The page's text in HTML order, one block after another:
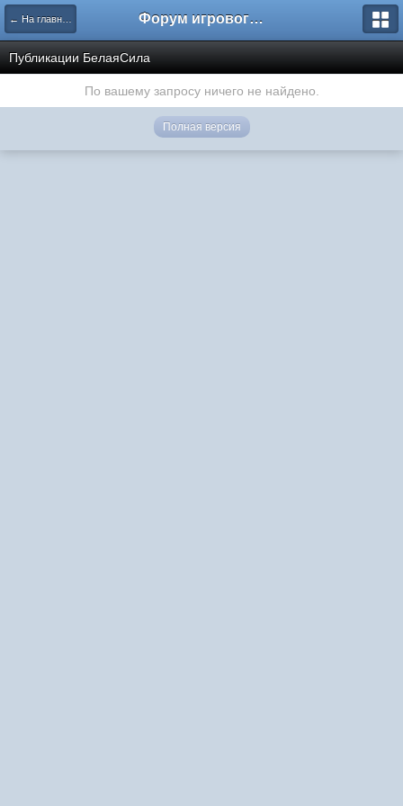
← На главную Форум игрового проекта Riverrise
Публикации БелаяСила
По вашему запросу ничего не найдено.
Полная версия